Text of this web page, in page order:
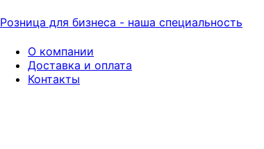
Розница для бизнеса - наша специальность
О компании
Доставка и оплата
Контакты